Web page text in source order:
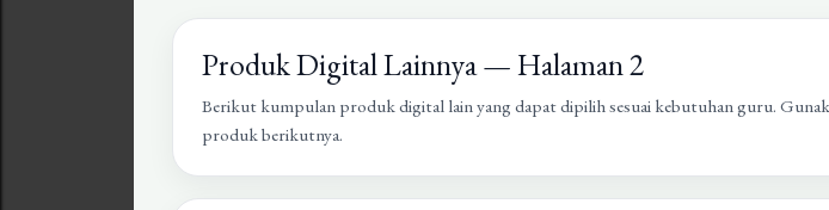
Produk Digital Lainnya — Halaman 2
Berikut kumpulan produk digital lain yang dapat dipilih sesuai kebutuhan guru.
produk berikutnya.